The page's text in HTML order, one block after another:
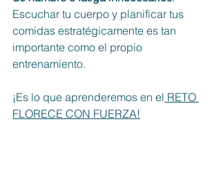
Escuchar tu cuerpo y planificar tus
comidas estratégicamente es tan
importante como el propio
entrenamiento.
¡Es lo que aprenderemos en el RETO
FLORECE CON FUERZA!